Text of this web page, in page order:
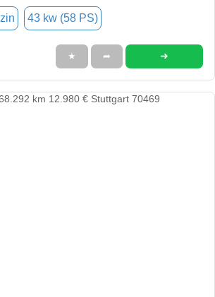
43 kw (58 PS)
★ ➦ ➜